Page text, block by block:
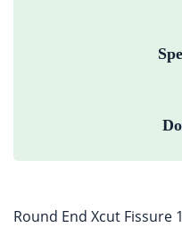
Round End Xcut Fissure